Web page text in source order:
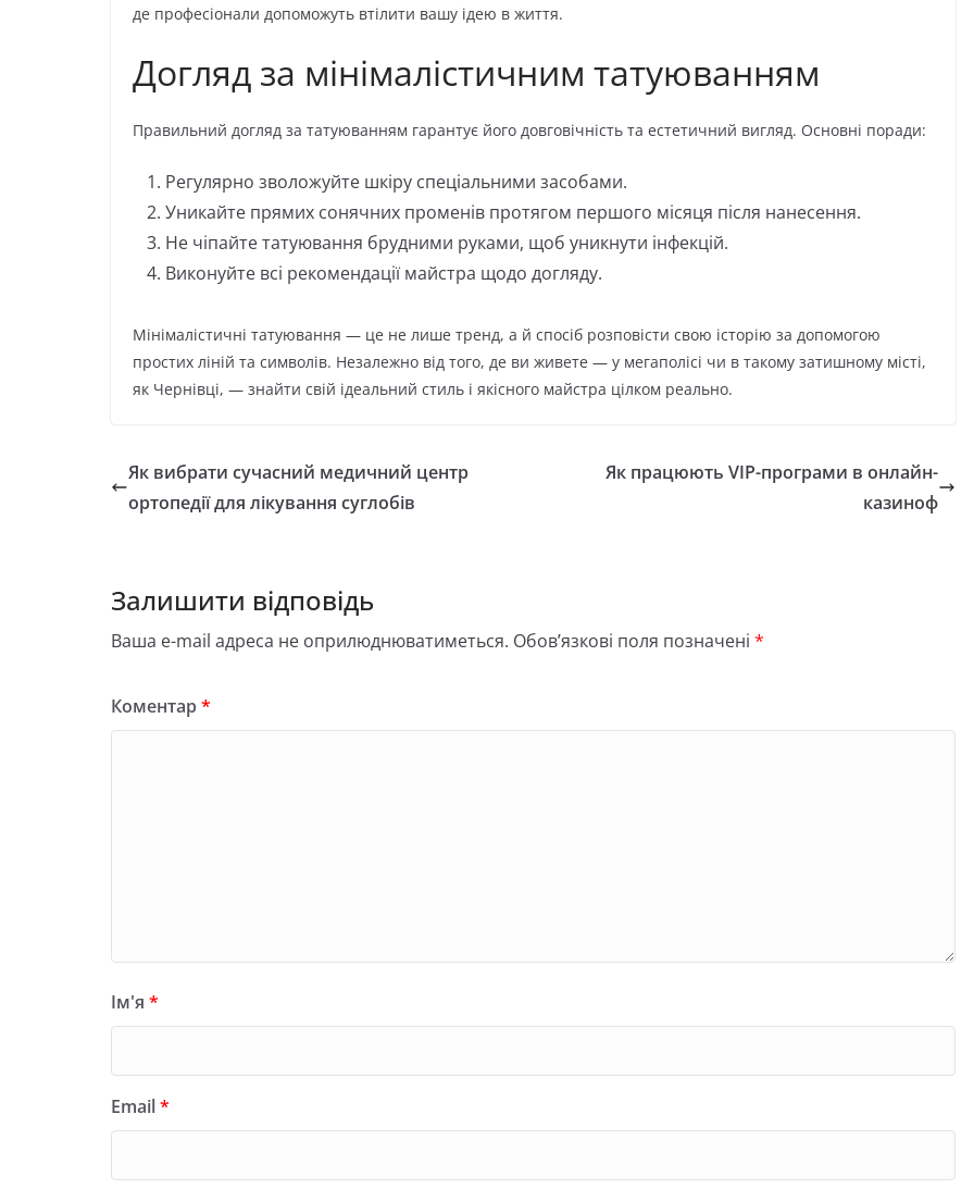
де професіонали допоможуть втілити вашу ідею в життя.
Догляд за мінімалістичним татуюванням
Правильний догляд за татуюванням гарантує його довговічність та естетичний вигляд. Основні поради:
Регулярно зволожуйте шкіру спеціальними засобами.
Уникайте прямих сонячних променів протягом першого місяця після нанесення.
Не чіпайте татуювання брудними руками, щоб уникнути інфекцій.
Виконуйте всі рекомендації майстра щодо догляду.
Мінімалістичні татуювання — це не лише тренд, а й спосіб розповісти свою історію за допомогою
простих ліній та символів. Незалежно від того, де ви живете — у мегаполісі чи в такому затишному місті,
як Чернівці, — знайти свій ідеальний стиль і якісного майстра цілком реально.
Як вибрати сучасний медичний центр
ортопедії для лікування суглобів
Як працюють VIP-програми в онлайн-
казиноф
Залишити відповідь
Ваша e-mail адреса не оприлюднюватиметься. Обов’язкові поля позначені *
Коментар*
Ім'я *
Email*